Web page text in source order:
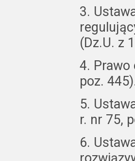
3.
(Dz.U. z
4. Prawo
poz.
5.
r. nr 75,
6.